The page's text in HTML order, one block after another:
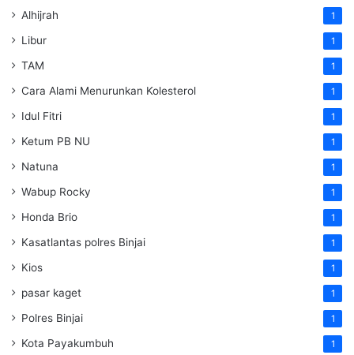
Alhijrah 1
Libur 1
TAM 1
Cara Alami Menurunkan Kolesterol 1
Idul Fitri 1
Ketum PB NU 1
Natuna 1
Wabup Rocky 1
Honda Brio 1
Kasatlantas polres Binjai 1
Kios 1
pasar kaget 1
Polres Binjai 1
Kota Payakumbuh 1